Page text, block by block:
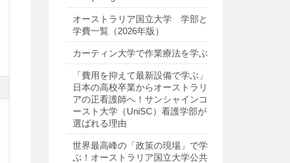
オーストラリア国立大学 学部と
学費一覧（2026年版）
カーティン大学で作業療法を学ぶ
「費用を抑えて最新設備で学ぶ」
日本の高校卒業からオーストラリ
アの正看護師へ！サンシャインコ
ースト大学（UniSC）看護学部が
選ばれる理由
世界最高峰の「政策の現場」で学
ぶ！オーストラリア国立大学公共